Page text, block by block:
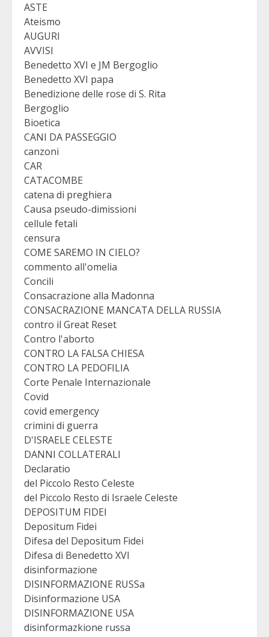
ASTE
Ateismo
AUGURI
AVVISI
Benedetto XVI e JM Bergoglio
Benedetto XVI papa
Benedizione delle rose di S. Rita
Bergoglio
Bioetica
CANI DA PASSEGGIO
canzoni
CAR
CATACOMBE
catena di preghiera
Causa pseudo-dimissioni
cellule fetali
censura
COME SAREMO IN CIELO?
commento all'omelia
Concili
Consacrazione alla Madonna
CONSACRAZIONE MANCATA DELLA RUSSIA
contro il Great Reset
Contro l'aborto
CONTRO LA FALSA CHIESA
CONTRO LA PEDOFILIA
Corte Penale Internazionale
Covid
covid emergency
crimini di guerra
D'ISRAELE CELESTE
DANNI COLLATERALI
Declaratio
del Piccolo Resto Celeste
del Piccolo Resto di Israele Celeste
DEPOSITUM FIDEI
Depositum Fidei
Difesa del Depositum Fidei
Difesa di Benedetto XVI
disinformazione
DISINFORMAZIONE RUSSa
Disinformazione USA
DISINFORMAZIONE USA
disinformazkione russa